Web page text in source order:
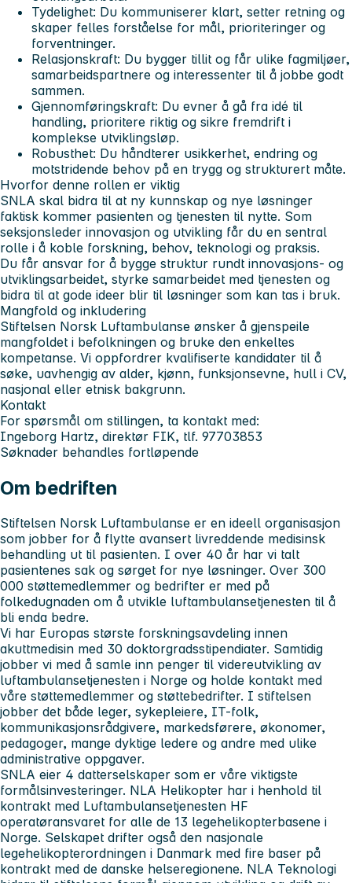
Tydelighet: Du kommuniserer klart, setter retning og
skaper felles forståelse for mål, prioriteringer og
forventninger.
Relasjonskraft: Du bygger tillit og får ulike fagmiljøer,
samarbeidspartnere og interessenter til å jobbe godt
sammen.
Gjennomføringskraft: Du evner å gå fra idé til
handling, prioritere riktig og sikre fremdrift i
komplekse utviklingsløp.
Robusthet: Du håndterer usikkerhet, endring og
motstridende behov på en trygg og strukturert måte.
Hvorfor denne rollen er viktig
SNLA skal bidra til at ny kunnskap og nye løsninger
faktisk kommer pasienten og tjenesten til nytte. Som
seksjonsleder innovasjon og utvikling får du en sentral
rolle i å koble forskning, behov, teknologi og praksis.
Du får ansvar for å bygge struktur rundt innovasjons- og
utviklingsarbeidet, styrke samarbeidet med tjenesten og
bidra til at gode ideer blir til løsninger som kan tas i bruk.
Mangfold og inkludering
Stiftelsen Norsk Luftambulanse ønsker å gjenspeile
mangfoldet i befolkningen og bruke den enkeltes
kompetanse. Vi oppfordrer kvalifiserte kandidater til å
søke, uavhengig av alder, kjønn, funksjonsevne, hull i CV,
nasjonal eller etnisk bakgrunn.
Kontakt
For spørsmål om stillingen, ta kontakt med:
Ingeborg Hartz, direktør FIK, tlf. 97703853
Søknader behandles fortløpende
Om bedriften
Stiftelsen Norsk Luftambulanse er en ideell organisasjon
som jobber for å flytte avansert livreddende medisinsk
behandling ut til pasienten. I over 40 år har vi talt
pasientenes sak og sørget for nye løsninger. Over 300
000 støttemedlemmer og bedrifter er med på
folkedugnaden om å utvikle luftambulansetjenesten til å
bli enda bedre.
Vi har Europas største forskningsavdeling innen
akuttmedisin med 30 doktorgradsstipendiater. Samtidig
jobber vi med å samle inn penger til videreutvikling av
luftambulansetjenesten i Norge og holde kontakt med
våre støttemedlemmer og støttebedrifter. I stiftelsen
jobber det både leger, sykepleiere, IT-folk,
kommunikasjonsrådgivere, markedsførere, økonomer,
pedagoger, mange dyktige ledere og andre med ulike
administrative oppgaver.
SNLA eier 4 datterselskaper som er våre viktigste
formålsinvesteringer. NLA Helikopter har i henhold til
kontrakt med Luftambulansetjenesten HF
operatøransvaret for alle de 13 legehelikopterbasene i
Norge. Selskapet drifter også den nasjonale
legehelikopterordningen i Danmark med fire baser på
kontrakt med de danske helseregionene. NLA Teknologi